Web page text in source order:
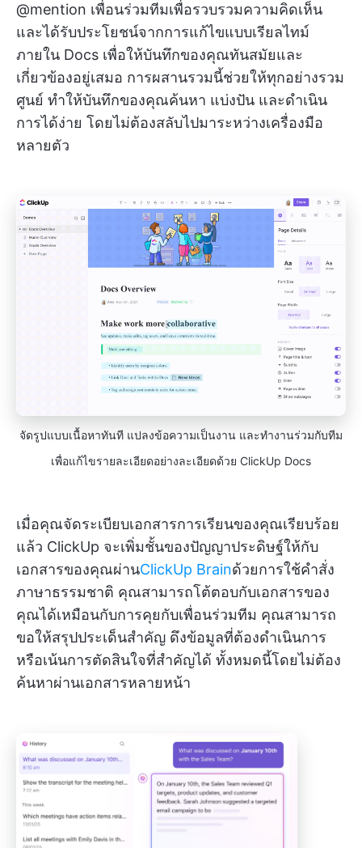
@mention เพื่อนร่วมทีมเพื่อรวบรวมความคิดเห็น
และได้รับประโยชน์จากการแก้ไขแบบเรียลไทม์
ภายใน Docs เพื่อให้บันทึกของคุณทันสมัยและ
เกี่ยวข้องอยู่เสมอ การผสานรวมนี้ช่วยให้ทุกอย่างรวม
ศูนย์ ทำให้บันทึกของคุณค้นหา แบ่งปัน และดำเนิน
การได้ง่าย โดยไม่ต้องสลับไปมาระหว่างเครื่องมือ
หลายตัว
จัดรูปแบบเนื้อหาทันที แปลงข้อความเป็นงาน และทำงานร่วมกับทีม
เพื่อแก้ไขรายละเอียดอย่างละเอียดด้วย ClickUp Docs
เมื่อคุณจัดระเบียบเอกสารการเรียนของคุณเรียบร้อย
แล้ว ClickUp จะเพิ่มชั้นของปัญญาประดิษฐ์ให้กับ
เอกสารของคุณผ่านClickUp Brainด้วยการใช้คำสั่ง
ภาษาธรรมชาติ คุณสามารถโต้ตอบกับเอกสารของ
คุณได้เหมือนกับการคุยกับเพื่อนร่วมทีม คุณสามารถ
ขอให้สรุปประเด็นสำคัญ ดึงข้อมูลที่ต้องดำเนินการ
หรือเน้นการตัดสินใจที่สำคัญได้ ทั้งหมดนี้โดยไม่ต้อง
ค้นหาผ่านเอกสารหลายหน้า